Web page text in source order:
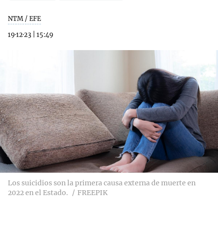
NTM / EFE
19·12·23
15:49
Los suicidios son la primera causa externa de muerte en
2022 en el Estado.
FREEPIK